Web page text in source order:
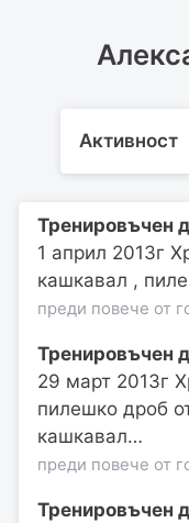
Активност
Тренировъчен
1 април 2013г
кашкавал ,
преди повече от
Тренировъчен
29 март 2013г
пилешко дроб
кашкавал…
преди повече от
Тренировъчен